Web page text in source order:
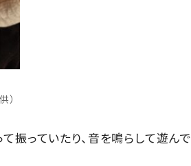
）
振っていたり、音を鳴らして遊んで